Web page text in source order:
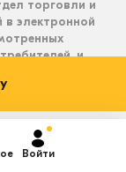
Войти
торговли и
в электронной
и
и